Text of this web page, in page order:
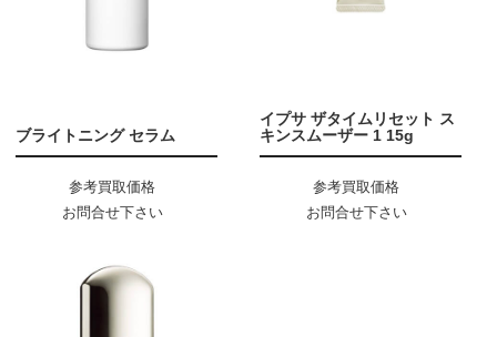
ブライトニング セラム
参考買取価格
お問合せ下さい
イプサ ザタイムリセット ス
キンスムーザー 1 15g
参考買取価格
お問合せ下さい